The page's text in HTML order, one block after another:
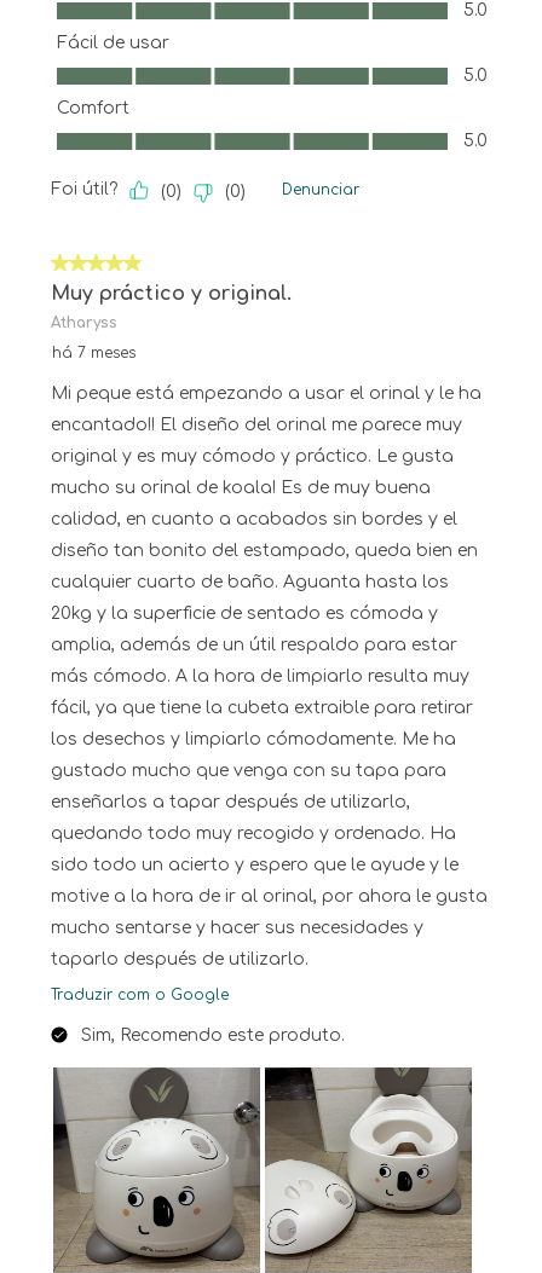
5.0
Fácil de usar
Fácil de usar, 5.0 em 5
5.0
Comfort
Comfort, 5.0 em 5
5.0
Foi útil? (0) (0) Denunciar
5 em 5 estrelas.
Muy práctico y original.
Atharyss
há 7 meses
Mi peque está empezando a usar el orinal y le ha
encantado!! El diseño del orinal me parece muy
original y es muy cómodo y práctico. Le gusta
mucho su orinal de koala! Es de muy buena
calidad, en cuanto a acabados sin bordes y el
diseño tan bonito del estampado, queda bien en
cualquier cuarto de baño. Aguanta hasta los
20kg y la superficie de sentado es cómoda y
amplia, además de un útil respaldo para estar
más cómodo. A la hora de limpiarlo resulta muy
fácil, ya que tiene la cubeta extraible para retirar
los desechos y limpiarlo cómodamente. Me ha
gustado mucho que venga con su tapa para
enseñarlos a tapar después de utilizarlo,
quedando todo muy recogido y ordenado. Ha
sido todo un acierto y espero que le ayude y le
motive a la hora de ir al orinal, por ahora le gusta
mucho sentarse y hacer sus necesidades y
taparlo después de utilizarlo.
Traduzir com o Google
Sim, Recomendo este produto.